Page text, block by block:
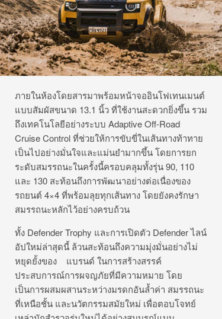
ภายในห้องโดยสารมาพร้อมหน้าจออินโฟเทนเมนต์
แบบสัมผัสขนาด 13.1 นิ้ว ที่ใช้งานสะดวกยิ่งขึ้น รวม
ถึงเทคโนโลยีอย่างระบบ Adaptive Off-Road
Cruise Control ที่ช่วยให้การขับขี่ในเส้นทางท้าทาย
เป็นไปอย่างมั่นใจและแม่นยำมากขึ้น โดยการยก
ระดับสมรรถนะในครั้งนี้ครอบคลุมทั้งรุ่น 90, 110
และ 130 สะท้อนถึงการพัฒนาอย่างต่อเนื่องของ
รถยนต์ 4×4 ที่พร้อมลุยทุกเส้นทาง โดยยังคงรักษา
สมรรถนะหลักไว้อย่างครบถ้วน
ทั้ง Defender Trophy และการเปิดตัว Defender ไลน์
อัปใหม่ล่าสุดนี้ ล้วนสะท้อนถึงความมุ่งมั่นอย่างไม่
หยุดยั้งของ แบรนด์ ในการสร้างสรรค์
ประสบการณ์การผจญภัยที่มีความหมาย โดย
เป็นการผสมผสานระหว่างมรดกอันล้ำค่า สมรรถนะ
ที่เหนือชั้น และนวัตกรรมสมัยใหม่ เพื่อตอบโจทย์